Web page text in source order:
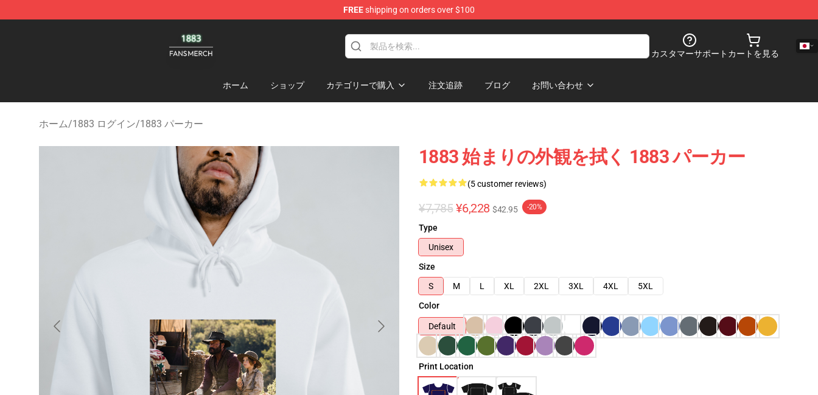
FREEshipping on orders over $100
カスタマーサポート カートを見る
ホーム ショップ カテゴリーで購入 注文追跡 ブログ お問い合わせ
ホーム/1883 ログイン/1883 パーカー
1883 始まりの外観を拭く 1883 パーカー
(5 customer reviews)
¥7,785 ¥6,228 $42.95 -20%
Type
Unisex
Size
S
M L XL 2XL 3XL 4XL
5XL
Color
Default
Print Location